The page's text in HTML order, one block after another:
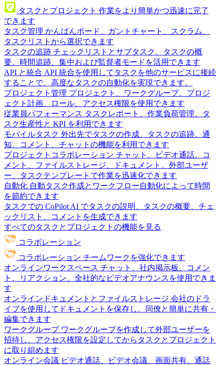
タスクとプロジェクト 作業をより簡単かつ迅速に完了
できます
タスク管理 かんばんボード、ガントチャート、スクラム、
タスクリストから選択できます
タスクの追跡 チェックリストとサブタスク、タスクの概
要、時間追跡、集中および監督者モードを活用できます
API と統合 API 統合を使用してタスクを他のサービスに接続
することで、高度なタスクの自動化を実現できます。
プロジェクト管理 プロジェクト、ワークグループ、プロジ
ェクト計画、ロール、アクセス権限を使用できます
従業員パフォーマンス タスクレポート、作業負荷管理、タ
スク生産性と KPI を利用できます
モバイルタスク 外出先でタスクの作成、タスクの追跡、通
知、コメント、チャットの機能を利用できます
プロジェクトコラボレーション チャット、ビデオ通話、コ
メント、ファイルストレージ、ドキュメント、外部ユーザ
ー、タスクテンプレートで作業を迅速化できます
自動化 自動タスク作成とワークフロー自動化によって時間
を節約できます
タスクでの CoPilot AI でタスクの説明、タスクの概要、チェ
ックリスト、コメントを生成できます
すべてのタスクとプロジェクトの機能を見る
コラボレーション
コラボレーション チームワークを強化できます
オンラインワークスペース チャット、社内掲示板、コメン
ト、リアクション、全社的なビデオアナウンスを使用できま
す
オンラインドキュメントとファイルストレージ 会社のドラ
イブを使用してドキュメントを保存し、同僚と簡単に共有・
編集できます
ワークグループ ワークグループを作成して外部ユーザーを
招待し、アクセス権限を設定してからタスクとプロジェクト
に取り組めます
オンライン会議 ビデオ通話、ビデオ会議、画面共有、通話